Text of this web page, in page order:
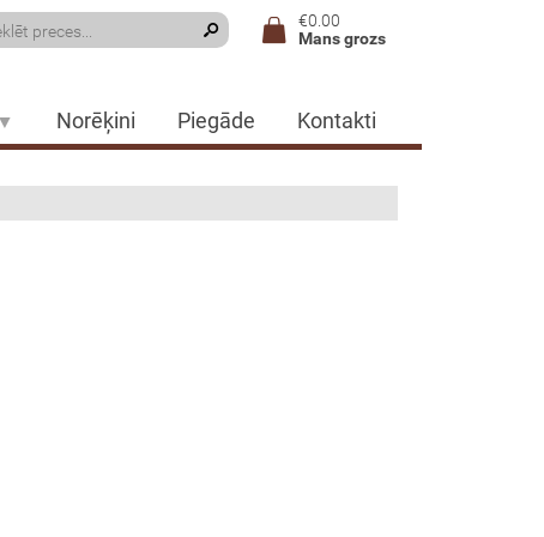
€0.00
Mans grozs
Norēķini Piegāde Kontakti